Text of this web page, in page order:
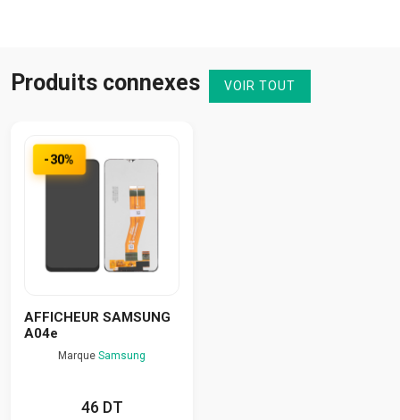
Produits connexes VOIR TOUT
-30%
AFFICHEUR SAMSUNG
A04e
Marque Samsung
46 DT